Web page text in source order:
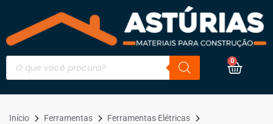
0
Início Ferramentas
Ferramentas Elétricas